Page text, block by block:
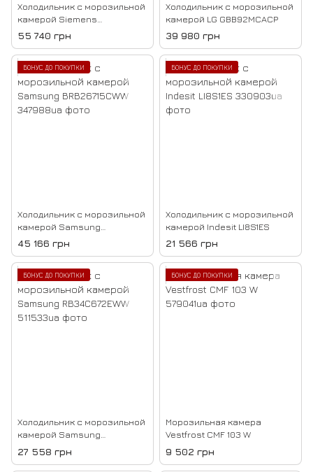
Холодильник с морозильной
камерой Siemens
KI86SHDD0
55 740 грн
Холодильник с морозильной
камерой LG GBB92MCACP
39 980 грн
БОНУС ДО ПОКУПКИ
Холодильник с морозильной
камерой Samsung
BRB26715CWW
45 166 грн
БОНУС ДО ПОКУПКИ
Холодильник с морозильной
камерой Indesit LI8S1ES
21 566 грн
БОНУС ДО ПОКУПКИ
Холодильник с морозильной
камерой Samsung
RB34C672EWW
27 558 грн
БОНУС ДО ПОКУПКИ
Морозильная камера
Vestfrost CMF 103 W
9 502 грн